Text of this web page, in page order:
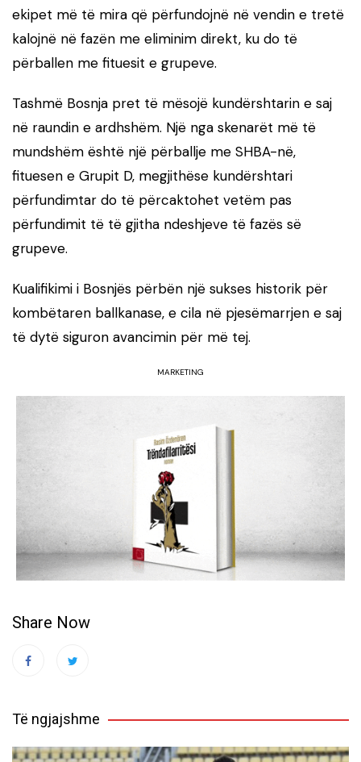
ekipet më të mira që përfundojnë në vendin e tretë
kalojnë në fazën me eliminim direkt, ku do të
përballen me fituesit e grupeve.
Tashmë Bosnja pret të mësojë kundërshtarin e saj
në raundin e ardhshëm. Një nga skenarët më të
mundshëm është një përballje me SHBA-në,
fituesen e Grupit D, megjithëse kundërshtari
përfundimtar do të përcaktohet vetëm pas
përfundimit të të gjitha ndeshjeve të fazës së
grupeve.
Kualifikimi i Bosnjës përbën një sukses historik për
kombëtaren ballkanase, e cila në pjesëmarrjen e saj
të dytë siguron avancimin për më tej.
MARKETING
Share Now
Të ngjajshme